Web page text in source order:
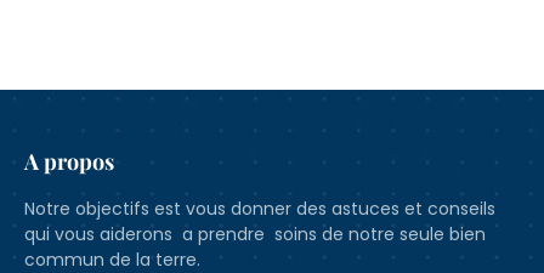
A propos
Notre objectifs est vous donner des astuces et conseils
qui vous aiderons a prendre soins de notre seule bien
commun de la terre.